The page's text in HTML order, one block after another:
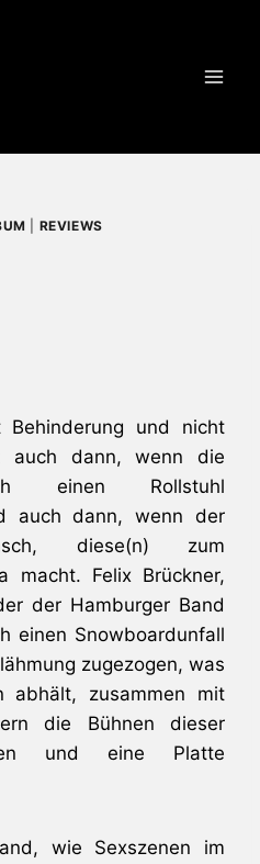
REVIEWS
und nicht
auch dann, wenn die
einen Rollstuhl
auch dann, wenn der
diese(n) zum
macht. Felix Brückner,
der Hamburger Band
einen Snowboardunfall
zugezogen, was
abhält, zusammen mit
die Bühnen dieser
und eine Platte
wie Sexszenen im